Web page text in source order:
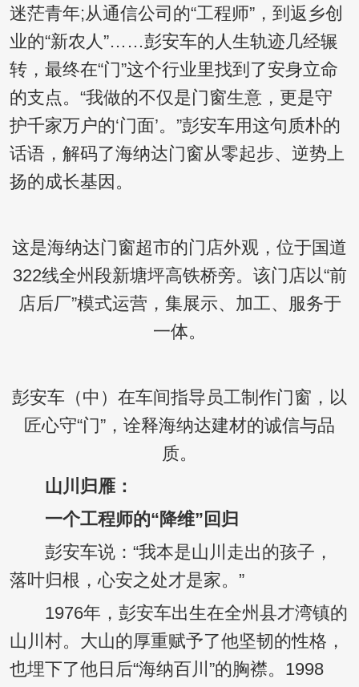
迷茫青年;从通信公司的“工程师”，到返乡创
业的“新农人”……彭安车的人生轨迹几经辗
转，最终在“门”这个行业里找到了安身立命
的支点。“我做的不仅是门窗生意，更是守
护千家万户的‘门面’。”彭安车用这句质朴的
话语，解码了海纳达门窗从零起步、逆势上
扬的成长基因。
这是海纳达门窗超市的门店外观，位于国道
322线全州段新塘坪高铁桥旁。该门店以“前
店后厂”模式运营，集展示、加工、服务于
一体。
彭安车（中）在车间指导员工制作门窗，以
匠心守“门”，诠释海纳达建材的诚信与品
质。
山川归雁：
一个工程师的“降维”回归
彭安车说：“我本是山川走出的孩子，
落叶归根，心安之处才是家。”
1976年，彭安车出生在全州县才湾镇的
山川村。大山的厚重赋予了他坚韧的性格，
也埋下了他日后“海纳百川”的胸襟。1998